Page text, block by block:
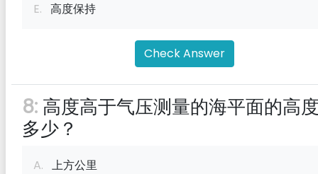
E. 高度保持
Check Answer
8: 高度高于气压测量的海平面的高
多少？
A. 上方公里